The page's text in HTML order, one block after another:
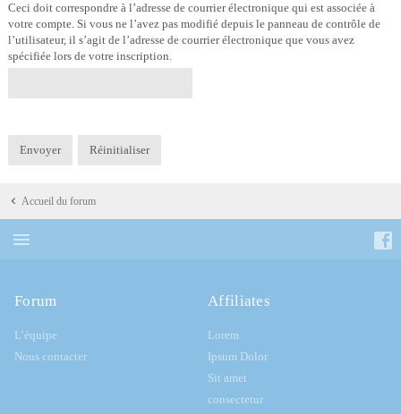
Ceci doit correspondre à l’adresse de courrier électronique qui est associée à
votre compte. Si vous ne l’avez pas modifié depuis le panneau de contrôle de
l’utilisateur, il s’agit de l’adresse de courrier électronique que vous avez
spécifiée lors de votre inscription.
Accueil du forum
Forum
L’équipe
Nous contacter
Affiliates
Lorem
Ipsum Dolor
Sit amet
consectetur